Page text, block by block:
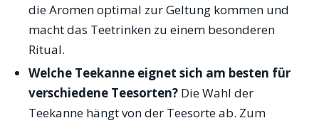
die Aromen optimal zur Geltung kommen und
macht das Teetrinken zu einem besonderen
Ritual.
Welche Teekanne eignet sich am besten für
verschiedene Teesorten? Die Wahl der
Teekanne hängt von der Teesorte ab. Zum